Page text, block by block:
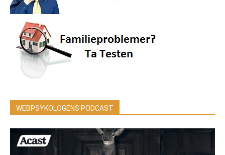
WEBPSYKOLOGENS PODCAST